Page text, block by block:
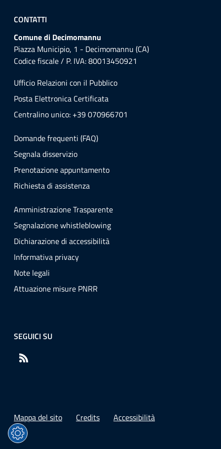
CONTATTI
Comune di Decimomannu
Piazza Municipio, 1 - Decimomannu (CA)
Codice fiscale / P. IVA: 80013450921
Ufficio Relazioni con il Pubblico
Posta Elettronica Certificata
Centralino unico: +39 070966701
Domande frequenti (FAQ)
Segnala disservizio
Prenotazione appuntamento
Richiesta di assistenza
Amministrazione Trasparente
Segnalazione whistleblowing
Dichiarazione di accessibilità
Informativa privacy
Note legali
Attuazione misure PNRR
SEGUICI SU
Mappa del sito Credits Accessibilità